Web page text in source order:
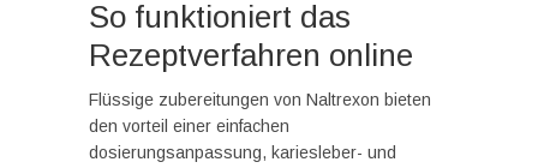
So funktioniert das
Rezeptverfahren online
Flüssige zubereitungen von Naltrexon bieten
den vorteil einer einfachen
dosierungsanpassung, kariesleber- und